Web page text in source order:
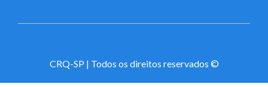
CRQ-SP | Todos os direitos reservados ©